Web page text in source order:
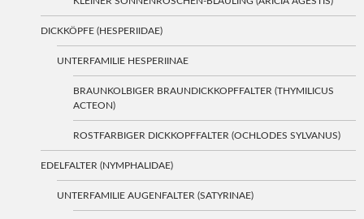
DICKKÖPFE (HESPERIIDAE)
UNTERFAMILIE HESPERIINAE
BRAUNKOLBIGER BRAUNDICKKOPFFALTER (THYMILICUS
ACTEON)
ROSTFARBIGER DICKKOPFFALTER (OCHLODES SYLVANUS)
EDELFALTER (NYMPHALIDAE)
UNTERFAMILIE AUGENFALTER (SATYRINAE)